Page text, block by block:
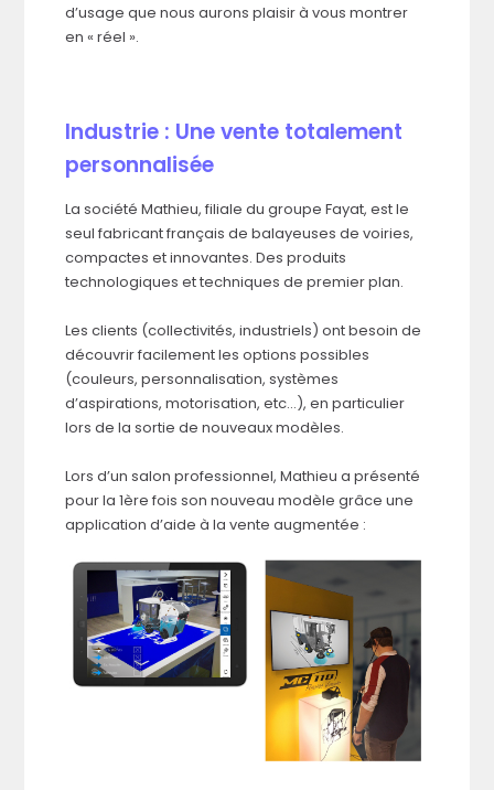
d’usage que nous aurons plaisir à vous montrer
en « réel ».
Industrie : Une vente totalement
personnalisée
La société Mathieu, filiale du groupe Fayat, est le
seul fabricant français de balayeuses de voiries,
compactes et innovantes. Des produits
technologiques et techniques de premier plan.
Les clients (collectivités, industriels) ont besoin de
découvrir facilement les options possibles
(couleurs, personnalisation, systèmes
d’aspirations, motorisation, etc…), en particulier
lors de la sortie de nouveaux modèles.
Lors d’un salon professionnel, Mathieu a présenté
pour la 1ère fois son nouveau modèle grâce une
application d’aide à la vente augmentée :